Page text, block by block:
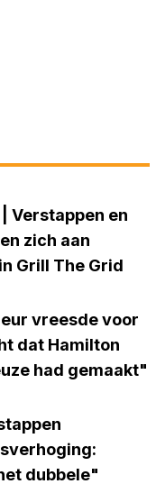
Verstappen en
zich aan
Grill The Grid
vreesde voor
dat Hamilton
had gemaakt"
dubbele"